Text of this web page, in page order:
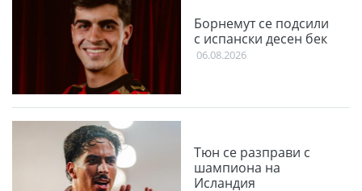
Борнемут се подсили
с испански десен бек
06.08.2026
Тюн се разправи с
шампиона на
Исландия